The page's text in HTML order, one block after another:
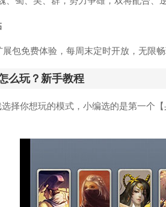
展包免费体验，每周末定时开放，无限
么玩？新手教程
择你想玩的模式，小编选的是第一个